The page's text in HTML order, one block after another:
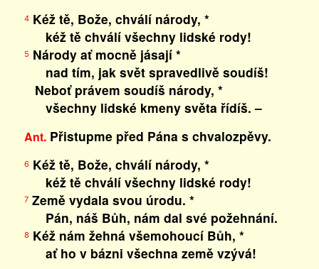
4Kéž tě, Bože, chválí národy, *
kéž tě chválí všechny lidské rody!
5 Národy ať mocně jásají *
nad tím, jak svět spravedlivě soudíš!
Neboť právem soudíš národy, *
všechny lidské kmeny světa řídíš. –
Ant.Přistupme před Pána s chvalozpěvy.
6Kéž tě, Bože, chválí národy, *
kéž tě chválí všechny lidské rody!
7Země vydala svou úrodu. *
Pán, náš Bůh, nám dal své požehnání.
8 Kéž nám žehná všemohoucí Bůh, *
ať ho v bázni všechna země vzývá!